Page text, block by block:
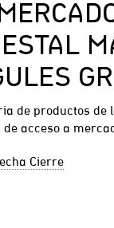
de productos de
acceso a
Cierre